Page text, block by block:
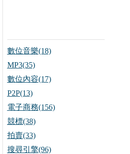
數位音樂(18)
MP3(35)
數位內容(17)
P2P(13)
電子商務(156)
競標(38)
拍賣(33)
搜尋引擎(96)